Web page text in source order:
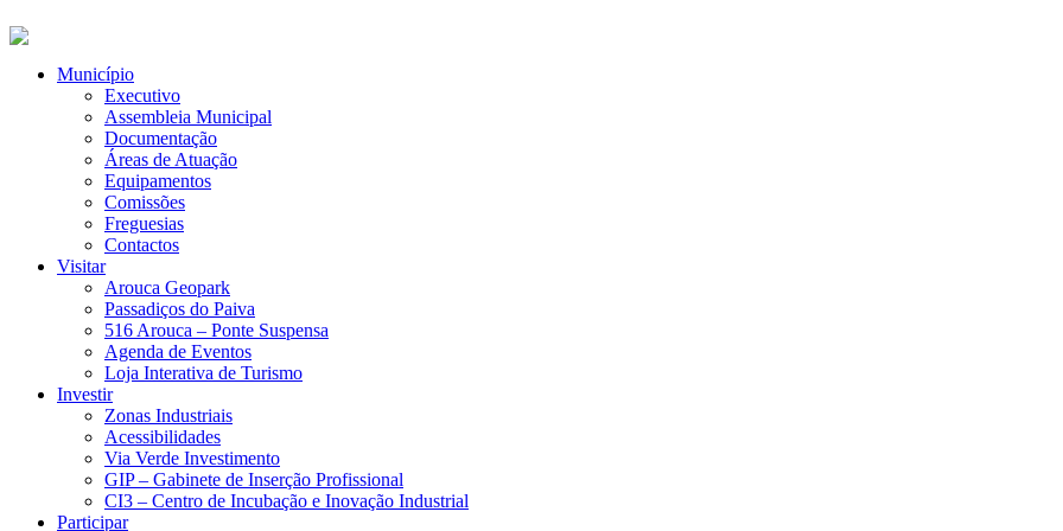
Município
Executivo
Assembleia Municipal
Documentação
Áreas de Atuação
Equipamentos
Comissões
Freguesias
Contactos
Visitar
Arouca Geopark
Passadiços do Paiva
516 Arouca – Ponte Suspensa
Agenda de Eventos
Loja Interativa de Turismo
Investir
Zonas Industriais
Acessibilidades
Via Verde Investimento
GIP – Gabinete de Inserção Profissional
CI3 – Centro de Incubação e Inovação Industrial
Participar